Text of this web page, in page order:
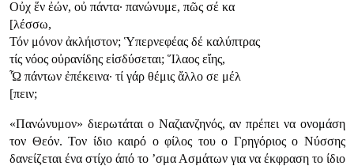
Οὐχ ἕν ἐών, οὐ πάντα· πανώνυμε, πῶς σέ κα
[λέσσω,
Τόν μόνον ἀκλήιστον; Ὑπερνεφέας δέ καλύπτρας
τίς νόος οὐρανίδης εἰσδύσεται; Ἵλαος εἴης,
Ὦ πάντων ἐπέκεινα· τί γάρ θέμις ἄλλο σε μέλ
[πειν;
«Πανώνυμον» διερωτάται ο Ναζιανζηνός, αν πρέπει να ονομάση
τον Θεόν. Τον ίδιο καιρό ο φίλος του ο Γρηγόριος ο Νύσσης
δανείζεται ένα στίχο άπό το ’σμα Ασμάτων για να έκφραση το ίδιο